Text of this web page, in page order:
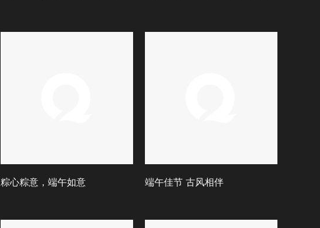
粽心粽意，端午如意 端午佳节 古风相伴